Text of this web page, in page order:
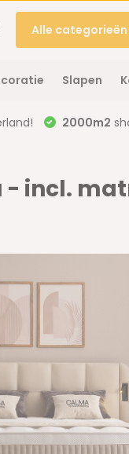
Alle categorieën
Slapen
2000m2
- incl.